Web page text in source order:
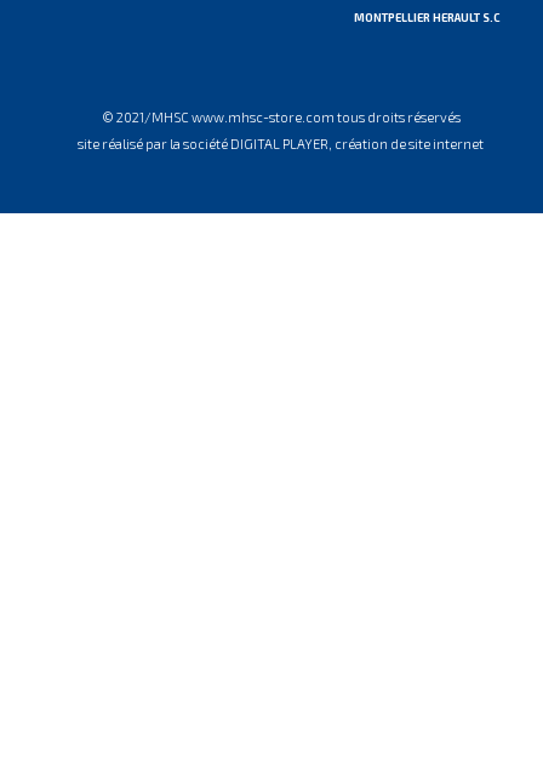
MONTPELLIER HERAULT S.C
© 2021/MHSC www.mhsc-store.com tous droits réservés
site réalisé par la société DIGITAL PLAYER, création de site internet